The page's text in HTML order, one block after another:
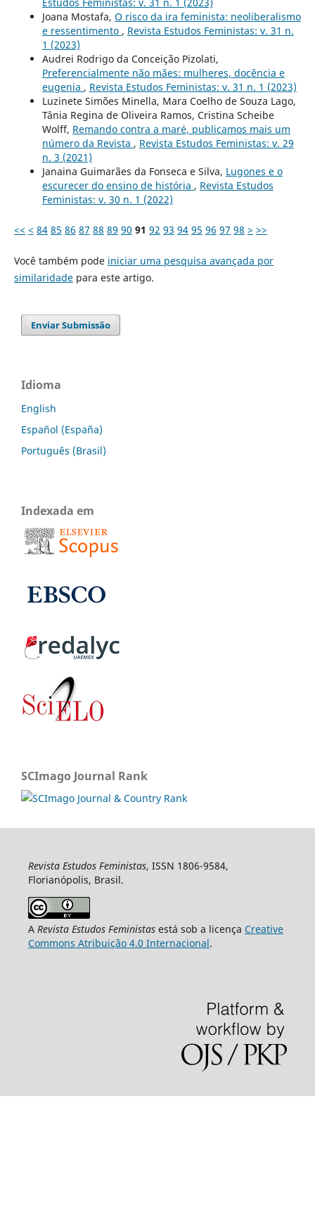
Estudos Feministas: v. 31 n. 1 (2023)
Joana Mostafa, O risco da ira feminista: neoliberalismo
e ressentimento , Revista Estudos Feministas: v. 31 n.
1 (2023)
Audrei Rodrigo da Conceição Pizolati,
Preferencialmente não mães: mulheres, docência e
eugenia , Revista Estudos Feministas: v. 31 n. 1 (2023)
Luzinete Simões Minella, Mara Coelho de Souza Lago,
Tânia Regina de Oliveira Ramos, Cristina Scheibe
Wolff, Remando contra a maré, publicamos mais um
número da Revista , Revista Estudos Feministas: v. 29
n. 3 (2021)
Janaina Guimarães da Fonseca e Silva, Lugones e o
escurecer do ensino de história , Revista Estudos
Feministas: v. 30 n. 1 (2022)
<< < 84 85 86 87 88 89 90 91 92 93 94 95 96 97 98 > >>
Você também pode iniciar uma pesquisa avançada por
similaridadepara este artigo.
Enviar Submissão
Idioma
English
Español (España)
Português (Brasil)
Indexada em
SCImago Journal Rank
Revista Estudos Feministas, ISSN 1806-9584,
Florianópolis, Brasil.
A Revista Estudos Feministasestá sob a licença Creative
Commons Atribuição 4.0 Internacional.